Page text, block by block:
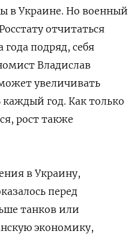
в Украине. Но военный
отчитаться
подряд, себя
Владислав
увеличивать
год. Как только
рост также
в Украину,
перед
танков или
экономику,